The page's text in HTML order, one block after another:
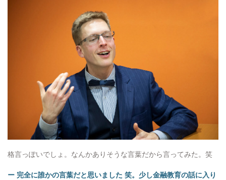
格言っぽいでしょ。なんかありそうな言葉だから言ってみた。笑
ー 完全に誰かの言葉だと思いました 笑。少し金融教育の話に入り